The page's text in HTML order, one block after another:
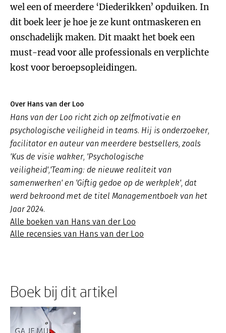
wel een of meerdere ‘Diederikken’ opduiken. In
dit boek leer je hoe je ze kunt ontmaskeren en
onschadelijk maken. Dit maakt het boek een
must-read voor alle professionals en verplichte
kost voor beroepsopleidingen.
Over Hans van der Loo
Hans van der Loo richt zich op zelfmotivatie en
psychologische veiligheid in teams. Hij is onderzoeker,
facilitator en auteur van meerdere bestsellers, zoals
'Kus de visie wakker, 'Psychologische
veiligheid','Teaming: de nieuwe realiteit van
samenwerken' en 'Giftig gedoe op de werkplek', dat
werd bekroond met de titel Managementboek van het
Jaar 2024.
Alle boeken van Hans van der Loo
Alle recensies van Hans van der Loo
Boek bij dit artikel